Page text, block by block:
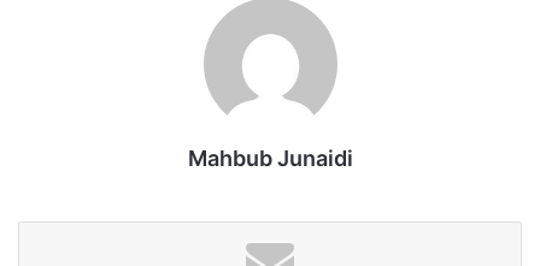
Mahbub Junaidi